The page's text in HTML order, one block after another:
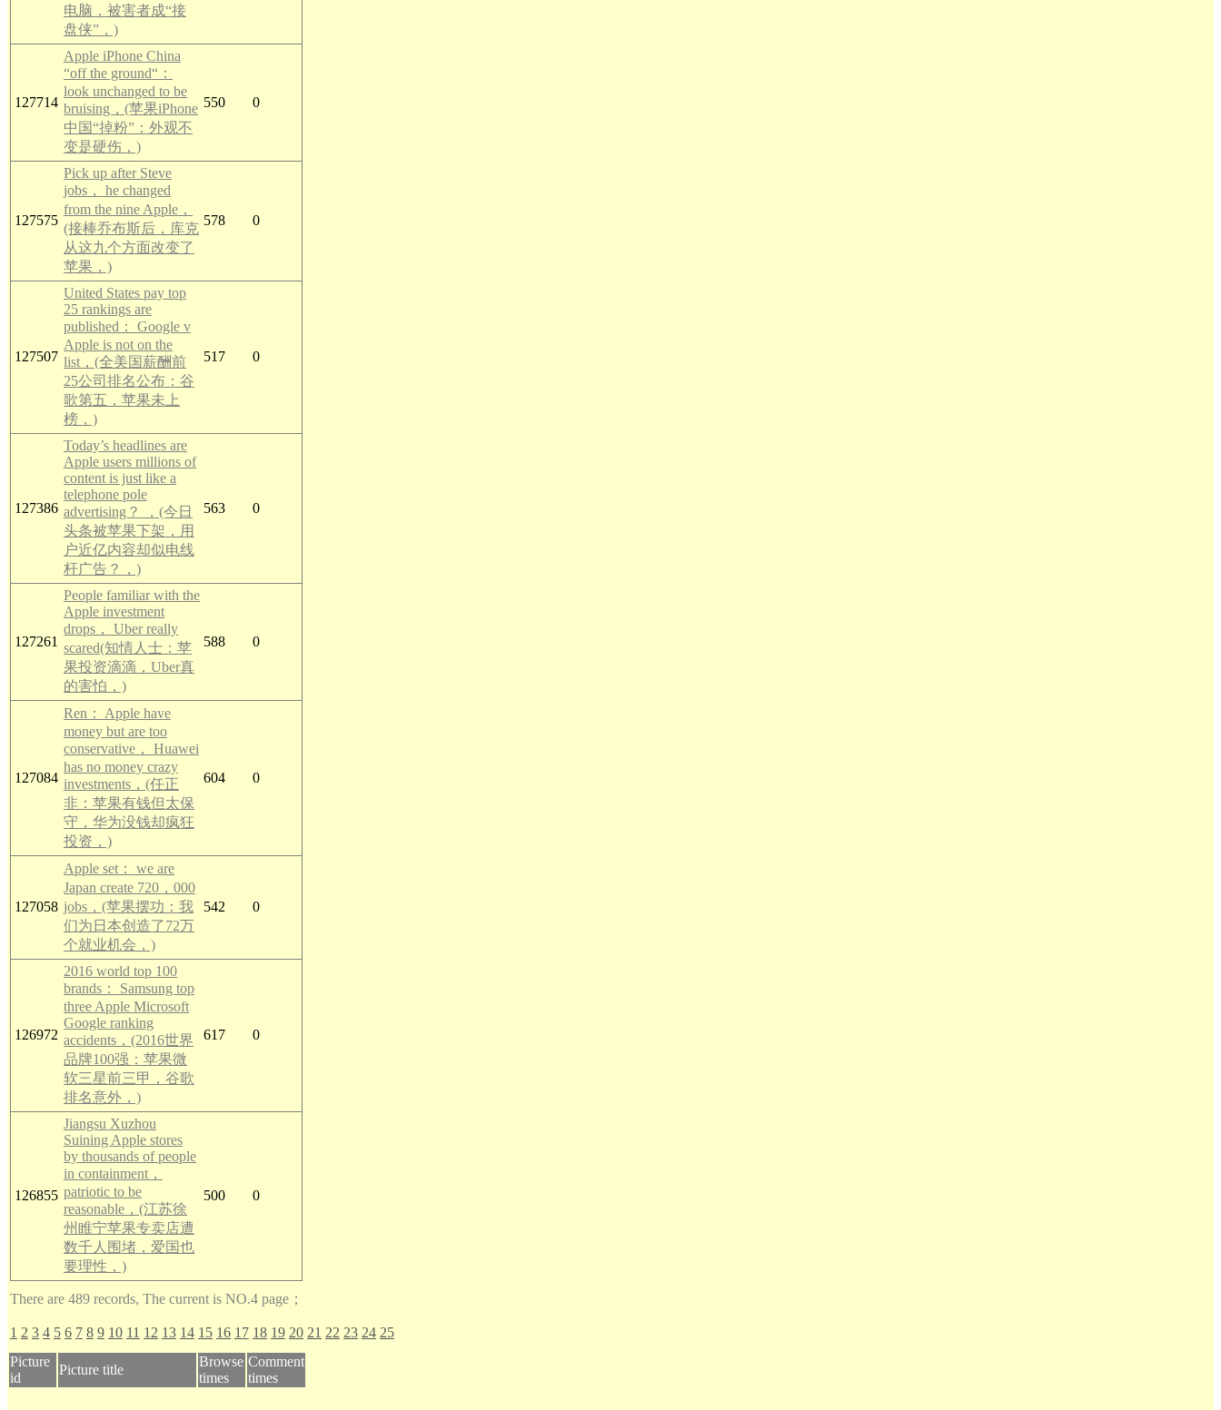
电脑，被害者成“接
盘侠”，)
127714
Apple iPhone China
“off the ground“：
look unchanged to be
bruising，(苹果iPhone
中国“掉粉”：外观不
变是硬伤，)
550 0
127575
Pick up after Steve
jobs， he changed
from the nine Apple，
(接棒乔布斯后，库克
从这九个方面改变了
苹果，)
578 0
127507
United States pay top
25 rankings are
published： Google v
Apple is not on the
list，(全美国薪酬前
25公司排名公布：谷
歌第五，苹果未上
榜，)
517 0
127386
Today’s headlines are
Apple users millions of
content is just like a
telephone pole
advertising？ ，(今日
头条被苹果下架，用
户近亿内容却似电线
杆广告？，)
563 0
127261
People familiar with the
Apple investment
drops， Uber really
scared(知情人士：苹
果投资滴滴，Uber真
的害怕，)
588 0
127084
Ren： Apple have
money but are too
conservative， Huawei
has no money crazy
investments，(任正
非：苹果有钱但太保
守，华为没钱却疯狂
投资，)
604 0
127058
Apple set： we are
Japan create 720，000
jobs，(苹果摆功：我
们为日本创造了72万
个就业机会，)
542 0
126972
2016 world top 100
brands： Samsung top
three Apple Microsoft
Google ranking
accidents，(2016世界
品牌100强：苹果微
软三星前三甲，谷歌
排名意外，)
617 0
126855
Jiangsu Xuzhou
Suining Apple stores
by thousands of people
in containment，
patriotic to be
reasonable，(江苏徐
州睢宁苹果专卖店遭
数千人围堵，爱国也
要理性，)
500 0
There are 489 records, The current is NO.4 page；
1 2 3 4 5 6 7 8 9 10 11 12 13 14 15 16 17 18 19 20 21 22 23 24 25
Picture
id
Picture title
Browse
times
Comment
times